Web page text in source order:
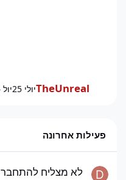
TheUnrealיולי 25 יול 25
פעילות אחרונה
לא מצליח להתחבר